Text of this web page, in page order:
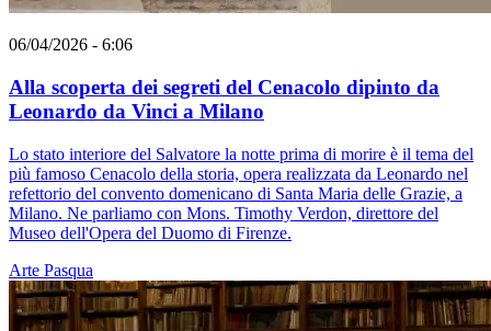
06/04/2026 - 6:06
Alla scoperta dei segreti del Cenacolo dipinto da
Leonardo da Vinci a Milano
Lo stato interiore del Salvatore la notte prima di morire è il tema del
più famoso Cenacolo della storia, opera realizzata da Leonardo nel
refettorio del convento domenicano di Santa Maria delle Grazie, a
Milano. Ne parliamo con Mons. Timothy Verdon, direttore del
Museo dell'Opera del Duomo di Firenze.
Arte Pasqua